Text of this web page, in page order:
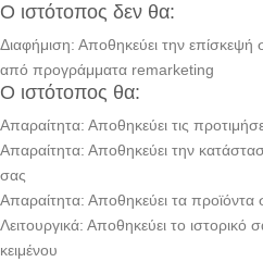
Ο ιστότοπος δεν θα:
Διαφήμιση: Αποθηκεύει την επίσκεψή
από προγράμματα remarketing
Ο ιστότοπος θα:
Απαραίτητα: Αποθηκεύει τις
Απαραίτητα: Αποθηκεύει την
σας
Απαραίτητα: Αποθηκεύει τα προϊόντα
Λειτουργικά: Αποθηκεύει το ιστορικό
κειμένου